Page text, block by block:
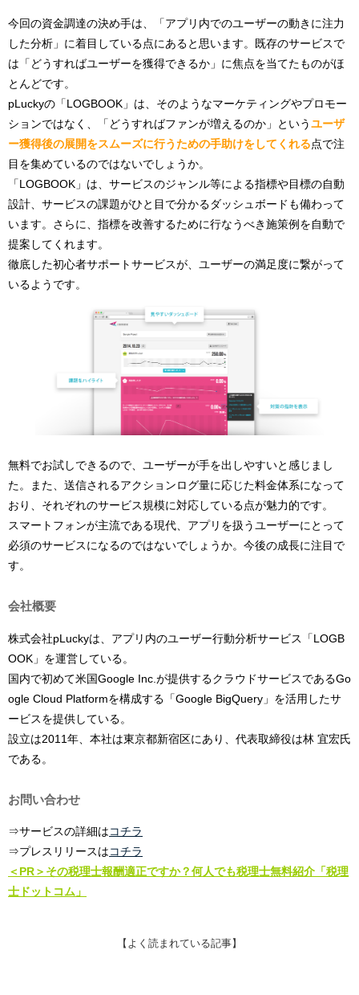
今回の資金調達の決め手は、「アプリ内でのユーザーの動きに注力
した分析」に着目している点にあると思います。既存のサービスで
は「どうすればユーザーを獲得できるか」に焦点を当てたものがほ
とんどです。
pLuckyの「LOGBOOK」は、そのようなマーケティングやプロモー
ションではなく、「どうすればファンが増えるのか」という ユーザ
ー獲得後の展開をスムーズに行うための手助けをしてくれる 点で注
目を集めているのではないでしょうか。
「LOGBOOK」は、サービスのジャンル等による指標や目標の自動
設計、サービスの課題がひと目で分かるダッシュボードも備わって
います。さらに、指標を改善するために行なうべき施策例を自動で
提案してくれます。
徹底した初心者サポートサービスが、ユーザーの満足度に繋がって
いるようです。
無料でお試しできるので、ユーザーが手を出しやすいと感じまし
た。また、送信されるアクションログ量に応じた料金体系になって
おり、それぞれのサービス規模に対応している点が魅力的です。
スマートフォンが主流である現代、アプリを扱うユーザーにとって
必須のサービスになるのではないでしょうか。今後の成長に注目で
す。
会社概要
株式会社pLuckyは、アプリ内のユーザー行動分析サービス「LOGB
OOK」を運営している。
国内で初めて米国Google Inc.が提供するクラウドサービスであるGo
ogle Cloud Platformを構成する「Google BigQuery」を活用したサ
ービスを提供している。
設立は2011年、本社は東京都新宿区にあり、代表取締役は林 宜宏氏
である。
お問い合わせ
⇒サービスの詳細は コチラ
⇒プレスリリースは コチラ
＜PR＞その税理士報酬適正ですか？何人でも税理士無料紹介「税理
士ドットコム」
【よく読まれている記事】